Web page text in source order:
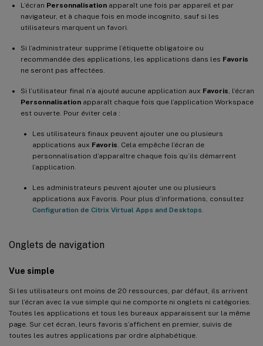
L’écran Personnalisation apparaît une fois par appareil et par
navigateur, et à chaque fois en mode incognito, sauf si les
utilisateurs marquent un favori.
Si l’administrateur supprime l’étiquette obligatoire ou
recommandée des applications, les applications dans les Favoris
ne seront pas affectées.
Si l’utilisateur final n’a ajouté aucune application aux Favoris , l’écran
Personnalisation apparaît chaque fois que l’application Workspace
est ouverte. Pour éviter cela :
Les utilisateurs finaux peuvent ajouter une ou plusieurs
applications aux Favoris . Cela empêche l’écran de
personnalisation d’apparaître chaque fois qu’ils démarrent
l’application.
Les administrateurs peuvent ajouter une ou plusieurs
applications aux Favoris. Pour plus d’informations, consultez
Configuration de Citrix Virtual Apps and Desktops
Onglets de navigation
Vue simple
Si les utilisateurs ont moins de 20 ressources, par défaut, ils arrivent
sur l’écran avec la vue simple qui ne comporte ni onglets ni catégories.
Toutes les applications et tous les bureaux apparaissent sur la même
page. Sur cet écran, leurs favoris s’affichent en premier, suivis de
toutes les autres applications par ordre alphabétique.